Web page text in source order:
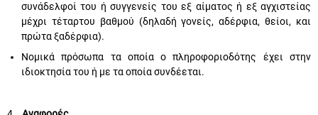
συνάδελφοί του ή συγγενείς του εξ αίματος ή εξ αγχιστείας
μέχρι τέταρτου βαθμού (δηλαδή γονείς, αδέρφια, θείοι, και
πρώτα ξαδέρφια).
Νομικά πρόσωπα τα οποία ο πληροφοριοδότης έχει στην
ιδιοκτησία του ή με τα οποία συνδέεται.